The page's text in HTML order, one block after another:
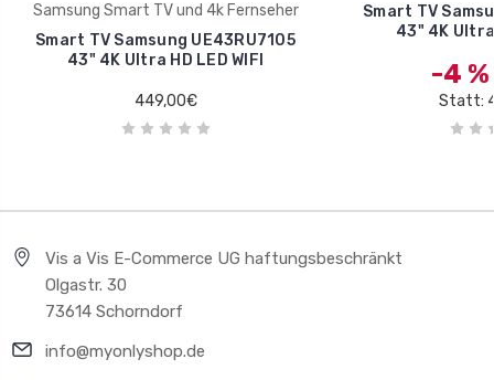
Samsung Smart TV und 4k Fernseher
Smart TV Samsung UE43RU7105
43" 4K Ultra HD LED WIFI
449,00€
Smart TV
43" 4K Ultra
-4 %
Statt:
Vis a Vis E-Commerce UG haftungsbeschränkt
Olgastr. 30
73614 Schorndorf
info@myonlyshop.de